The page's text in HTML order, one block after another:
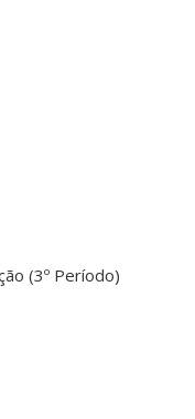
(3º Período)